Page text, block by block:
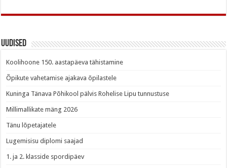
Uudised
Koolihoone 150. aastapäeva tähistamine
Õpikute vahetamise ajakava õpilastele
Kuninga Tänava Põhikool pälvis Rohelise Lipu tunnustuse
Millimallikate mäng 2026
Tänu lõpetajatele
Lugemisisu diplomi saajad
1. ja 2. klasside spordipäev